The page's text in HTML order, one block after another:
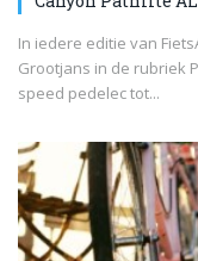
In iedere editie van
Grootjans in de rubriek
speed pedelec tot...